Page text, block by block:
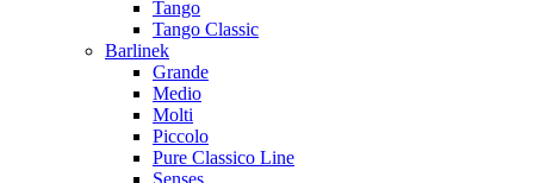
Tango
Tango Classic
Barlinek
Grande
Medio
Molti
Piccolo
Pure Classico Line
Senses